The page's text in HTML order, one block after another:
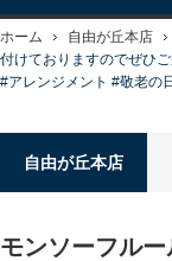
ホーム 自由が丘本店
付けておりますのでぜひ
#アレンジメント #敬老の
自由が丘本店
モンソーフル